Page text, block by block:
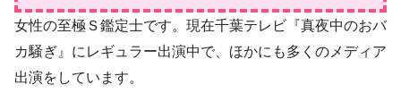
女性の至極Ｓ鑑定士です。現在千葉テレビ『真夜中のおバ
カ騒ぎ』にレギュラー出演中で、ほかにも多くのメディア
出演をしています。